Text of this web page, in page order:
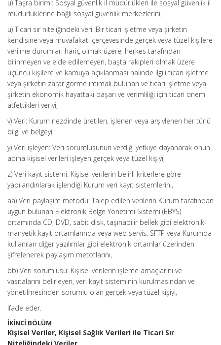
u) Taşra birimi: Sosyal güvenlik il müdürlükleri ile sosyal güvenlik il
müdürlüklerine bağlı sosyal güvenlik merkezlerini,
ü) Ticari sır niteliğindeki veri: Bir ticari işletme veya şirketin
kendisine veya muvafakati çerçevesinde gerçek veya tüzel kişilere
verilme durumları hariç olmak üzere; herkes tarafından
bilinmeyen ve elde edilemeyen, başta rakipleri olmak üzere
üçüncü kişilere ve kamuya açıklanması halinde ilgili ticari işletme
veya şirketin zarar görme ihtimali bulunan ve ticari işletme veya
şirketin ekonomik hayattaki başarı ve verimliliği için ticari önem
atfettikleri veriyi,
v) Veri: Kurum nezdinde üretilen, işlenen veya arşivlenen her türlü
bilgi ve belgeyi,
y) Veri işleyen: Veri sorumlusunun verdiği yetkiye dayanarak onun
adına kişisel verileri işleyen gerçek veya tüzel kişiyi,
z) Veri kayıt sistemi: Kişisel verilerin belirli kriterlere göre
yapılandırılarak işlendiği Kurum veri kayıt sistemlerini,
aa) Veri paylaşım metodu: Talep edilen verilerin Kurum tarafından
uygun bulunan Elektronik Belge Yönetimi Sistemi (EBYS)
ortamında CD, DVD, sabit disk, taşınabilir bellek gibi elektronik-
manyetik kayıt ortamlarında veya web servis, SFTP veya Kurumda
kullanılan diğer yazılımlar gibi elektronik ortamlar üzerinden
şifrelenerek paylaşım metotlarını,
bb) Veri sorumlusu: Kişisel verilerin işleme amaçlarını ve
vasıtalarını belirleyen, veri kayıt sisteminin kurulmasından ve
yönetilmesinden sorumlu olan gerçek veya tüzel kişiyi,
ifade eder.
İKİNCİ BÖLÜM
Kişisel Veriler, Kişisel Sağlık Verileri ile Ticari Sır